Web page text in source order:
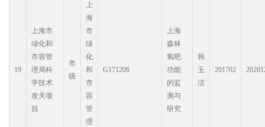
19
上海市
绿化和
市容管
理局科
学技术
攻关项
目
市
级
上
海
市
绿
化
和
市
容
管
理
G171206
上海
森林
氧吧
功能
的监
测与
研究
韩
玉
洁
201702